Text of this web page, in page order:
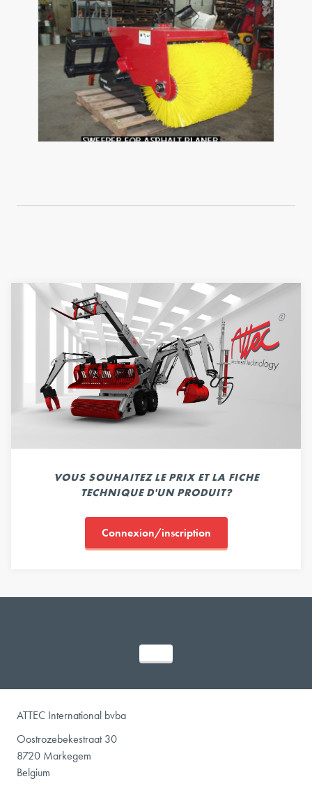
VOUS SOUHAITEZ LE PRIX ET LA FICHE
TECHNIQUE D'UN PRODUIT?
Connexion/inscription
ATTEC International bvba
Oostrozebekestraat 30
8720 Markegem
Belgium